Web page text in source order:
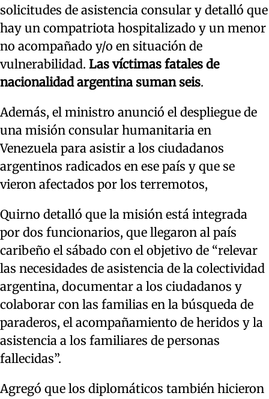
solicitudes de asistencia consular y detalló que
hay un compatriota hospitalizado y un menor
no acompañado y/o en situación de
vulnerabilidad. Las víctimas fatales de
nacionalidad argentina suman seis.
Además, el ministro anunció el despliegue de
una misión consular humanitaria en
Venezuela para asistir a los ciudadanos
argentinos radicados en ese país y que se
vieron afectados por los terremotos,
Quirno detalló que la misión está integrada
por dos funcionarios, que llegaron al país
caribeño el sábado con el objetivo de “relevar
las necesidades de asistencia de la colectividad
argentina, documentar a los ciudadanos y
colaborar con las familias en la búsqueda de
paraderos, el acompañamiento de heridos y la
asistencia a los familiares de personas
fallecidas”.
Agregó que los diplomáticos también hicieron